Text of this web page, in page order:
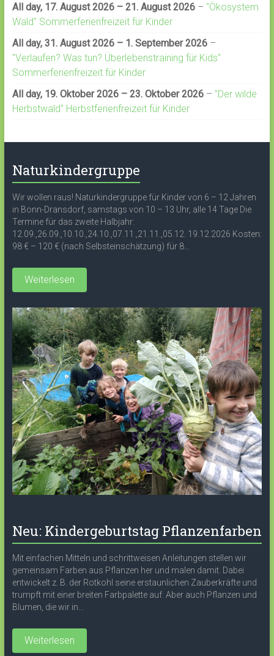
All day, 17. August 2026 – 21. August 2026– "Ökosystem
Wald" Sommerferienfreizeit für Kinder
All day, 31. August 2026 – 1. September 2026–
"Verlaufen? Was tun? Überlebenstraining für Kids"
Sommerferienfreizeit für Kinder
All day, 19. Oktober 2026 – 23. Oktober 2026– "Der wilde
Herbstwald" Herbstferienfreizeit für Kinder
Naturkindergruppe
Wir wollen raus! Naturkindergruppe für Kinder von 6 – 12 Jahren
in Bonn-Dransdorf, samstags von 10 – 13 Uhr, alle 14 Tage Die
Termine für das zweite Halbjahr:
12.09.,26.09.,10.10.,24.10.,07.11.,21.11.,05.12. 19.12.2026 Kosten:
98 € – 120 € (nach Selbsteinschätzung) für 8...
Weiterlesen
Neu: Kindergeburtstag Pflanzenfarben
Mit einfachen Mitteln und schrittweisen Anleitungen stellen wir
gemeinsam Farben aus Pflanzen her und malen damit. Dabei
entwickelt z. B. der Rotkohl seine erstaunlichen Zauberkräfte und
trumpft mit einer breiten Farbpalette auf. Aber auch Pflanzen und
Blumen, die wir in...
Weiterlesen